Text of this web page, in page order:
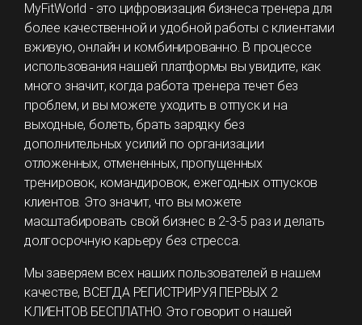
MyFitWorld - это цифровизация бизнеса тренера для
более качественной и удобной работы с клиентами
вживую, онлайн и комбинированно. В процессе
использования нашей платформы вы увидите, как
много значит, когда работа тренера течет без
проблем, и вы можете уходить в отпуск и на
выходные, болеть, брать зарядку без
дополнительных усилий по организации
отложенных, отмененных, пропущенных
тренировок, командировок, ежегодных отпусков
клиентов. Это значит, что вы можете
масштабировать свой бизнес в 2-3-5 раз и делать
долгосрочную карьеру без стресса.
Мы заверяем всех наших пользователей в нашем
качестве, ВСЕГДА РЕГИСТРИРУЯ ПЕРВЫХ 2
КЛИЕНТОВ БЕСПЛАТНО. Это говорит о нашей